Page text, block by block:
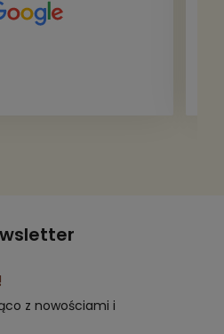
z nowościami i